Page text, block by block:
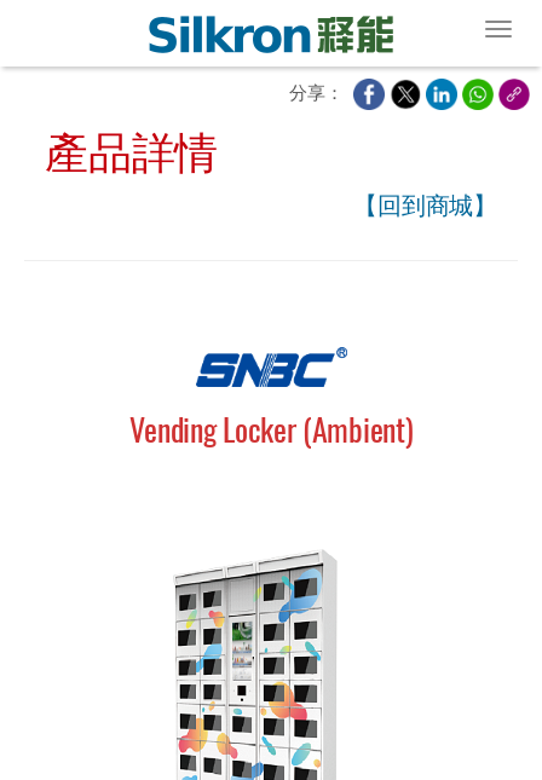
分享：
產品詳情
【回到商城】
Vending Locker (Ambient)